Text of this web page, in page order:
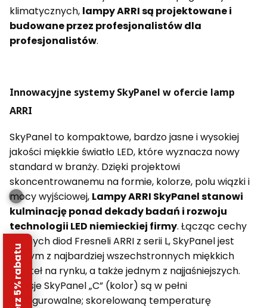
klimatycznych, lampy ARRI są projektowane i
budowane przez profesjonalistów dla
profesjonalistów.
Innowacyjne systemy SkyPanel w ofercie lamp
ARRI
SkyPanel to kompaktowe, bardzo jasne i wysokiej
jakości miękkie światło LED, które wyznacza nowy
standard w branży. Dzięki projektowi
skoncentrowanemu na formie, kolorze, polu wiązki i
mocy wyjściowej, Lampy ARRI SkyPanel stanowi
kulminację ponad dekady badań i rozwoju
technologii LED niemieckiej firmy. Łącząc cechy
udanych diod Fresneli ARRI z serii L, SkyPanel jest
jednym z najbardziej wszechstronnych miękkich
świateł na rynku, a także jednym z najjaśniejszych.
Wersje SkyPanel „C” (kolor) są w pełni
konfigurowalne; skorelowaną temperaturę